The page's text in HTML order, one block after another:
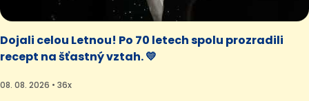
Dojali celou Letnou! Po 70 letech spolu prozradili
recept na šťastný vztah. 💛
08. 08. 2026 • 36x